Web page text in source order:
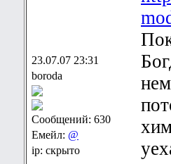
23.07.07 23:31
boroda
Сообщений: 630
Емейл: @
ip: скрыто